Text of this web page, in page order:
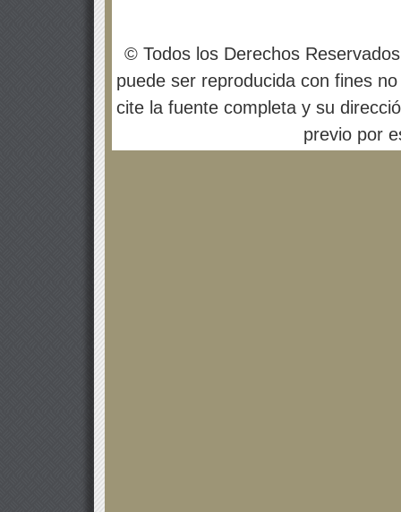
© Todos los Derechos
puede ser reproducida con fines
cite la fuente completa y su
previo por